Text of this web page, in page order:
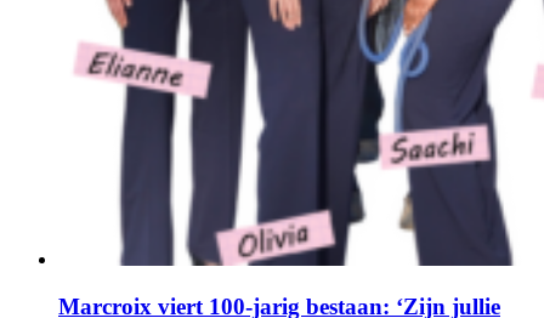
Marcroix viert 100-jarig bestaan: ‘Zijn jullie